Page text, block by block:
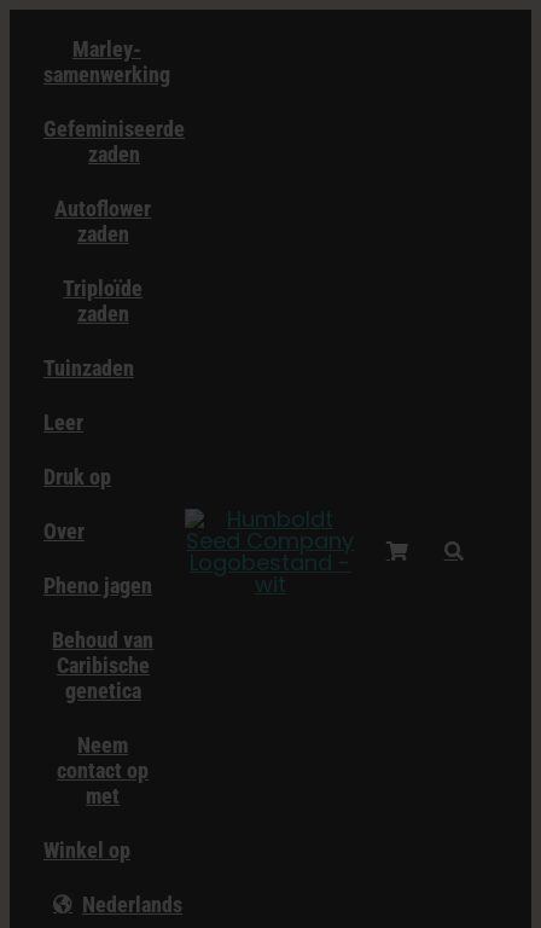
inhoud
Marley-
samenwerking
Gefeminiseerde
zaden
Autoflower
zaden
Triploïde
zaden
Tuinzaden
Leer
Druk op
Over
Pheno jagen
Behoud van
Caribische
genetica
Neem
contact op
met
Winkel op
Nederlands